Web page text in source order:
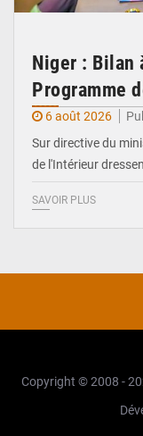
Niger : Bilan
Programme
6 août 2026
Sur directive du
de l'Intérieur
SAVOIR PLUS
Copyright © 2008 -